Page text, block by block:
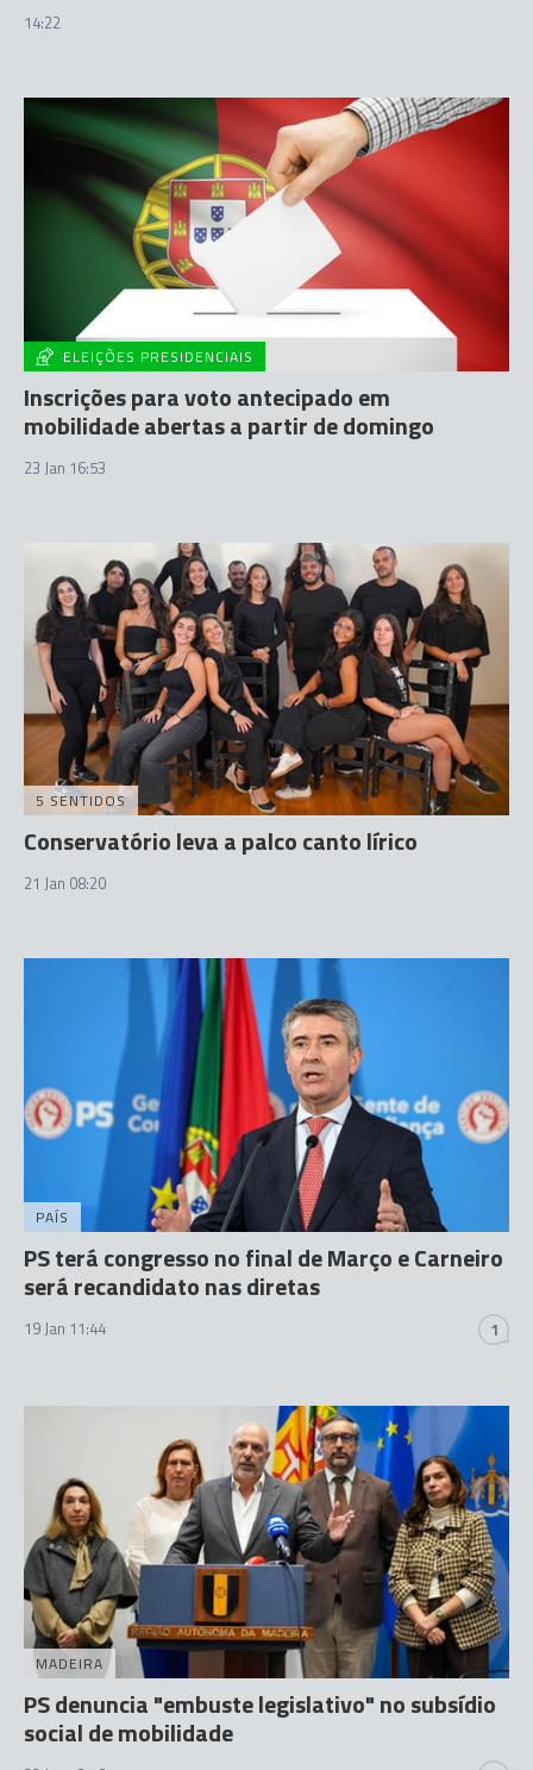
14:22
ELEIÇÕES PRESIDENCIAIS
Inscrições para voto antecipado em
mobilidade abertas a partir de domingo
23 Jan 16:53
5 SENTIDOS
Conservatório leva a palco canto lírico
21 Jan 08:20
PAÍS
PS terá congresso no final de Março e Carneiro
será recandidato nas diretas
19 Jan 11:44 1
MADEIRA
PS denuncia "embuste legislativo" no subsídio
social de mobilidade